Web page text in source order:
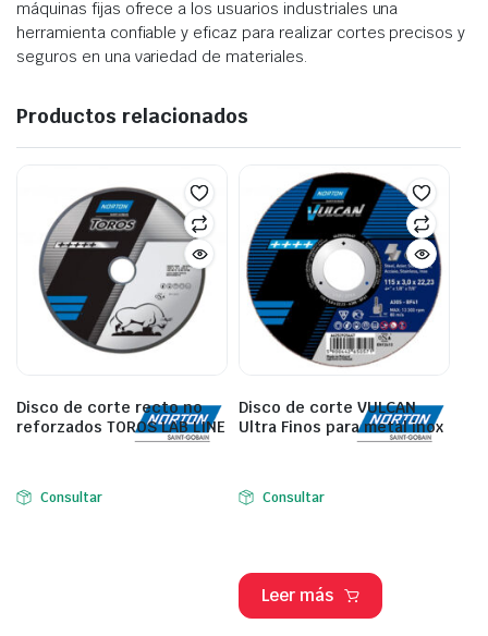
máquinas fijas ofrece a los usuarios industriales una
herramienta confiable y eficaz para realizar cortes precisos y
seguros en una variedad de materiales.
Productos relacionados
Disco de corte recto no
reforzados TOROS LAB LINE
Consultar
Disco de corte VULCAN
Ultra Finos para metal inox
Consultar
Leer más